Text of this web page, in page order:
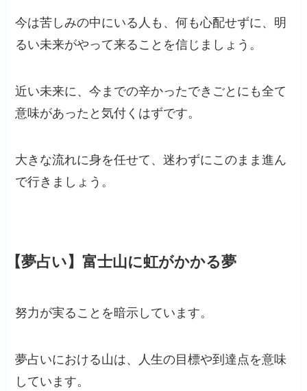
今は苦しみの中にいる人も、何も心配せずに、明
るい未来がやって来ることを信じましょう。
近い未来に、今までの辛かったできごとにも全て
意味があったと気付くはずです。
大きな流れに身を任せて、迷わずにこのまま進ん
で行きましょう。
【夢占い】富士山に虹がかかる夢
努力が実ることを暗示しています。
夢占いにおける山は、人生の目標や到達点を意味
しています。